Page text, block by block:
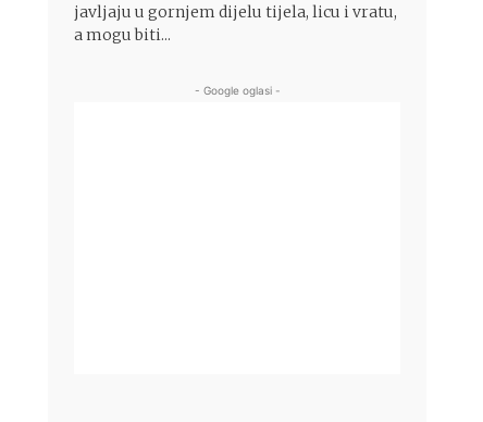
javljaju u gornjem dijelu tijela, licu i vratu,
a mogu biti...
- Google oglasi -